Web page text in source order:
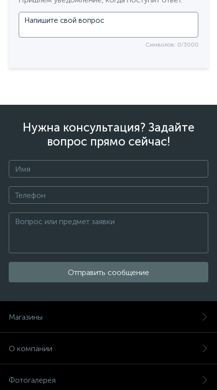
Символов: 0/3000
Нужна консультация? Задайте
вопрос прямо сейчас!
Отправить сообщение
Магазины
О компании
Фотогалерея